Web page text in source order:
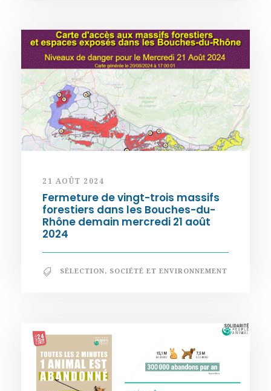
21 AOÛT 2024
Fermeture de vingt-trois massifs
forestiers dans les Bouches-du-
Rhône demain mercredi 21 août
2024
SÉLECTION, SOCIÉTÉ ET ENVIRONNEMENT